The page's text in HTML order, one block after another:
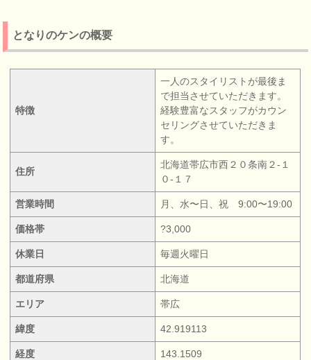
となりのケンの概要
特徴
一人のスタイリストが最後ま
で担当させていただきます。
経験豊富なスタッフがカウン
セリングさせていただきま
す。
住所
北海道帯広市西２０条南２‐１
０‐１７
営業時間 月、水〜日、祝 9:00〜19:00
価格帯 ?3,000
休業日 毎週火曜日
都道府県 北海道
エリア 帯広
緯度 42.919113
経度 143.1509